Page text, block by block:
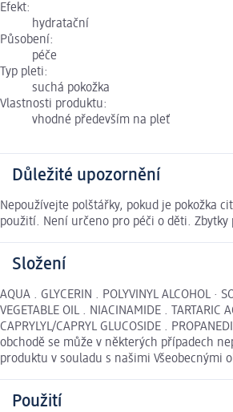
Efekt:
hydratační
Působení:
péče
Typ pleti:
suchá pokožka
Vlastnosti produktu:
vhodné především na pleť
Důležité upozornění
Nepoužívejte polštářky, pokud je pokožka
použití. Není určeno pro péči o děti.
Složení
AQUA . GLYCERIN . POLYVINYL ALCOHOL ·
VEGETABLE OIL . NIACINAMIDE . TARTARIC
CAPRYLYL/CAPRYL GLUCOSIDE .
obchodě se může v některých případech
produktu v souladu s našimi Všeobecnými
Použití